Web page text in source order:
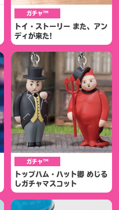
ガチャ™
トイ・ストーリー また、アン
ディが来た!
ガチャ™
トップハム・ハット卿 めじる
しガチャマスコット